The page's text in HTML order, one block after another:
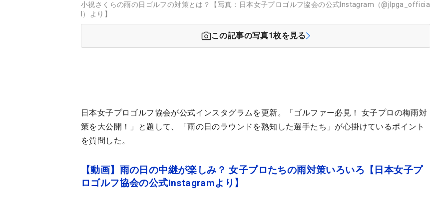
小祝さくらの雨の日ゴルフの対策とは？【写真：日本女子プロゴルフ協会の公式Instagram（@jlpga_officia
l）より】
この記事の写真1枚を見る
日本女子プロゴルフ協会が公式インスタグラムを更新。「ゴルファー必見！ 女子プロの梅雨対
策を大公開！」と題して、「雨の日のラウンドを熟知した選手たち」が心掛けているポイント
を質問した。
【動画】雨の日の中継が楽しみ？ 女子プロたちの雨対策いろいろ【日本女子プ
ロゴルフ協会の公式Instagramより】